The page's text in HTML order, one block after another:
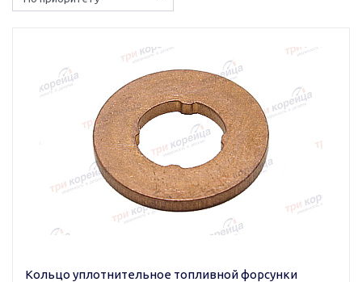
Кольцо уплотнительное топливной форсунки